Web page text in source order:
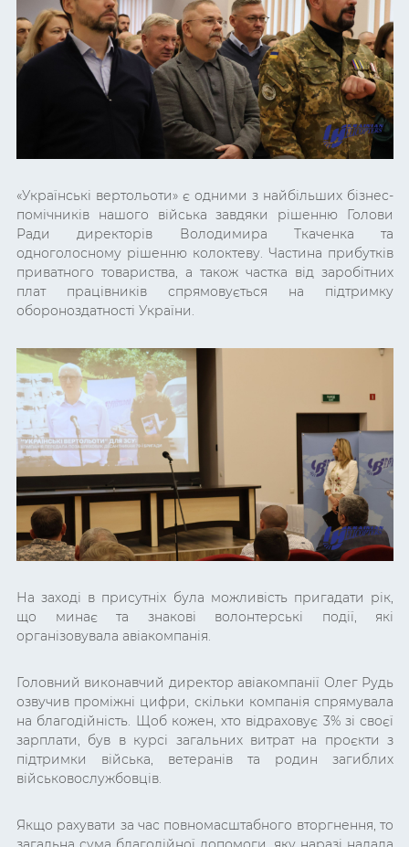
«Українські вертольоти» є одними з найбільших бізнес-
помічників нашого війська завдяки рішенню Голови
Ради директорів Володимира Ткаченка та
одноголосному рішенню колоктеву. Частина прибутків
приватного товариства, а також частка від заробітних
плат працівників спрямовується на підтримку
обороноздатності України.
На заході в присутніх була можливість пригадати рік,
що минає та знакові волонтерські події, які
організовувала авіакомпанія.
Головний виконавчий директор авіакомпанії Олег Рудь
озвучив проміжні цифри, скільки компанія спрямувала
на благодійність. Щоб кожен, хто відраховує 3% зі своєї
зарплати, був в курсі загальних витрат на проєкти з
підтримки війська, ветеранів та родин загиблих
військовослужбовців.
Якщо рахувати за час повномасштабного вторгнення, то